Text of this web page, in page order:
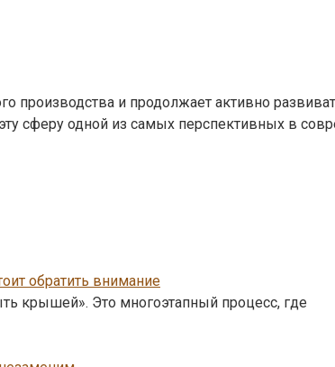
и продолжает активно
сферу одной из самых перспективных в
обратить внимание
крышей». Это многоэтапный процесс, где